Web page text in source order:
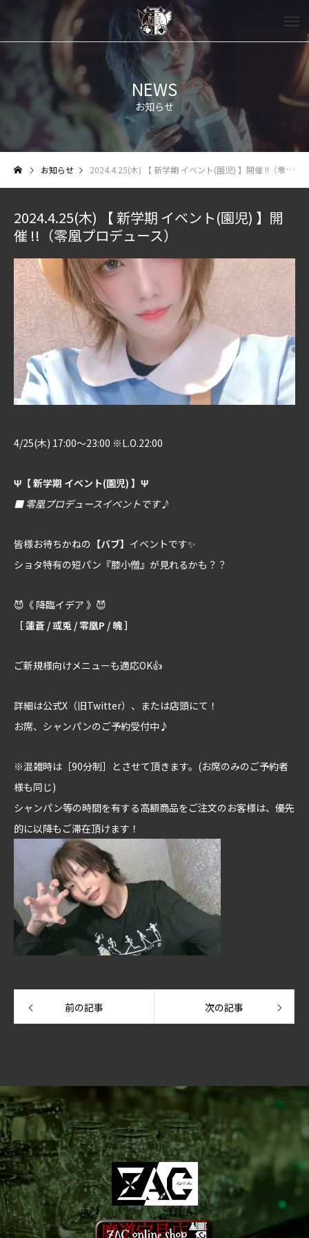
NEWS
お知らせ
お知らせ 2024.4.25(木) 【 新学期 イベント(園児) 】開催 !!（零凰プロデュース）
2024.4.25(木) 【 新学期 イベント(園児) 】開
催 !!（零凰プロデュース）
4/25(木) 17:00～23:00 ※L.O.22:00
Ψ【 新学期 イベント(園児) 】Ψ
■ 零凰プロデュースイベントです♪
皆様お待ちかねの 【バブ】 イベントです✨
ショタ特有の短パン『膝小僧』が見れるかも？？
😈《 降臨イデア 》😈
［ 蓮蒼 / 或兎 / 零凰P / 魄 ］
ご新規様向けメニューも適応OK👍
詳細は公式X（旧Twitter）、または店頭にて！
お席、シャンパンのご予約受付中♪
※混雑時は［90分制］とさせて頂きます。(お席のみのご予約者
様も同じ)
シャンパン等の時間を有する高額商品をご注文のお客様は、優先
的に以降もご滞在頂けます！
前の記事 次の記事